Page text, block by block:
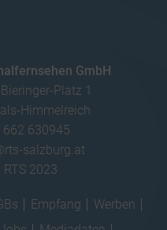
GmbH
Platz 1
Himmelreich
662 630945
salzburg.at
2023
Empfang
Werben